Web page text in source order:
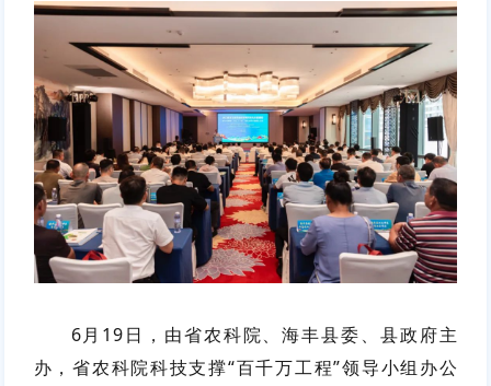
6月19日，由省农科院、海丰县委、县政府主
办，省农科院科技支撑“百千万工程”领导小组办公